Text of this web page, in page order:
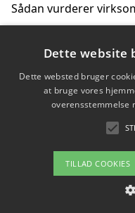
Sådan vurderer
Sådan får du hjælp til
Om /
Dette website
Dette websted bruger
at bruge vores
overensstemmelse
TILLAD COOKIES